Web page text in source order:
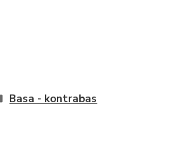
Basa - kontrabas